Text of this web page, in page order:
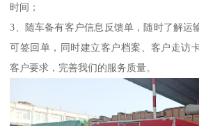
时间；
3、随车备有客户信息反馈单，随时了解运
可签回单，同时建立客户档案、客户走访
客户要求，完善我们的服务质量。